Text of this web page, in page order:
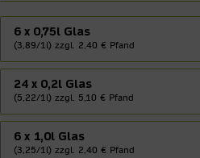
6 x 0,75l Glas
(3,89/1l) zzgl. 2,40 € Pfand
24 x 0,2l Glas
(5,22/1l) zzgl. 5,10 € Pfand
6 x 1,0l Glas
(3,25/1l) zzgl. 2,40 € Pfand